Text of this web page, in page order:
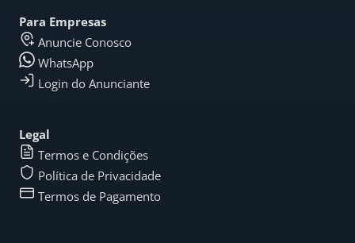
Para Empresas
Anuncie Conosco
WhatsApp
Login do Anunciante
Legal
Termos e Condições
Política de Privacidade
Termos de Pagamento